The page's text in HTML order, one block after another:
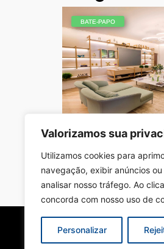
Valorizamos sua
Utilizamos cookies para
navegação, exibir anúncios
analisar nosso tráfego. Ao
concorda com nosso uso de
Personalizar
BATE-PAPO
Apaixonados por
traz a cidade
Campinas
Redação - Junho 5, 2019
Edições